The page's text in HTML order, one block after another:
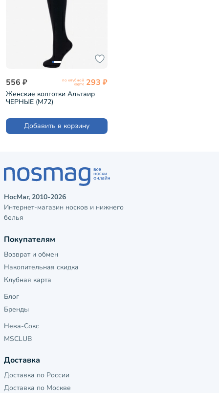
556 ₽ по клубной
карте 293 ₽
Женские колготки Альтаир
ЧЕРНЫЕ (М72)
Добавить в корзину
НосМаг, 2010-2026
Интернет-магазин носков и нижнего
белья
Покупателям
Возврат и обмен
Накопительная скидка
Клубная карта
Блог
Бренды
Нева-Сокс
MSCLUB
Доставка
Доставка по России
Доставка по Москве